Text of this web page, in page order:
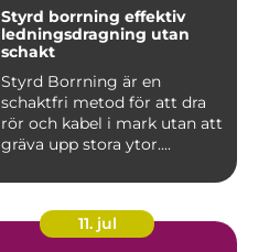
Styrd borrning effektiv
ledningsdragning utan
schakt
Styrd Borrning är en
schaktfri metod för att dra
rör och kabel i mark utan att
gräva upp stora ytor....
11. jul